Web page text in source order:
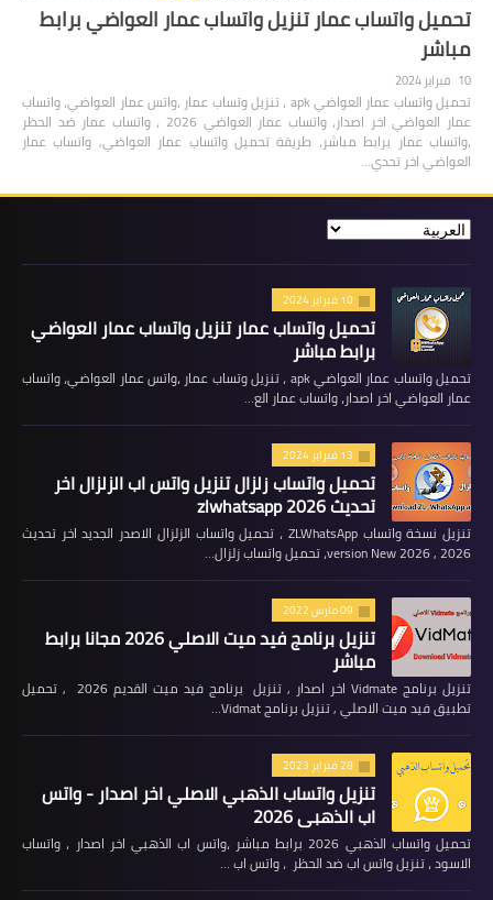
تحميل واتساب عمار تنزيل واتساب عمار العواضي برابط
مباشر
10 فبراير 2024
تحميل واتساب عمار العواضي apk ، تنزيل وتساب عمار ،واتس عمار العواضي، واتساب
عمار العواضي اخر اصدار، واتساب عمار العواضي 2026 ، واتساب عمار ضد الحظر
،واتساب عمار برابط مباشر، طريقة تحميل واتساب عمار العواضي, واتساب عمار
العواضي اخر تحدي…
10 فبراير 2024
تحميل واتساب عمار تنزيل واتساب عمار العواضي
برابط مباشر
تحميل واتساب عمار العواضي apk ، تنزيل وتساب عمار ،واتس عمار العواضي، واتساب
عمار العواضي اخر اصدار، واتساب عمار الع…
13 فبراير 2024
تحميل واتساب زلزال تنزيل واتس اب الزلزال اخر
تحديث 2026 zlwhatsapp
تنزيل نسخة واتساب ZLWhatsApp ، تحميل واتساب الزلزال الاصدر الجديد اخر تحديث
2026 , version New 2026، تحميل واتساب زلزال…
09 مارس 2022
تنزيل برنامج فيد ميت الاصلي 2026 مجانا برابط
مباشر
تنزيل برنامج Vidmate اخر اصدار , تنزيل برنامج فيد ميت القديم 2026 , تحميل
تطبيق فيد ميت الاصلي , تنزيل برنامج Vidmat…
28 فبراير 2023
تنزيل واتساب الذهبي الاصلي اخر اصدار - واتس
اب الذهبي 2026
تحميل واتساب الذهبي 2026 برابط مباشر ،واتس اب الذهبي اخر اصدار ، واتساب
الاسود ، تنزيل واتس اب ضد الحظر ، واتس اب …